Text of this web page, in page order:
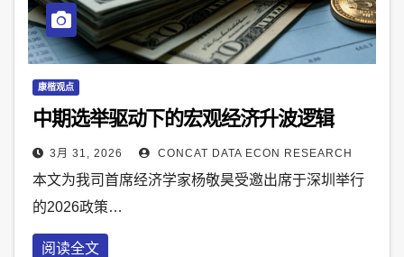
康楷观点
中期选举驱动下的宏观经济升波逻辑
3月 31, 2026 CONCAT DATA ECON RESEARCH
本文为我司首席经济学家杨敬昊受邀出席于深圳举行
的2026政策…
阅读全文